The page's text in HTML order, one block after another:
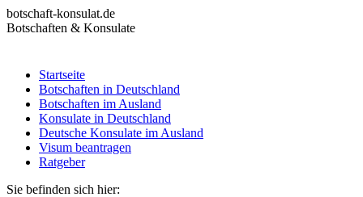
Zum
Inhalt
botschaft-konsulat.de
Botschaften & Konsulate
Startseite
Botschaften in Deutschland
Botschaften im Ausland
Konsulate in Deutschland
Deutsche Konsulate im Ausland
Visum beantragen
Ratgeber
Startseite
Botschaften in Deutschland
Botschaften im Ausland
Konsulate in Deutschland
Deutsche Konsulate im Ausland
Visum beantragen
Ratgeber
Sie befinden sich hier: